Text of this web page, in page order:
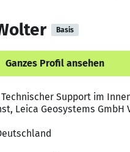
Basis
Ganzes Profil ansehen
Support im
Leica Geosystems GmbH